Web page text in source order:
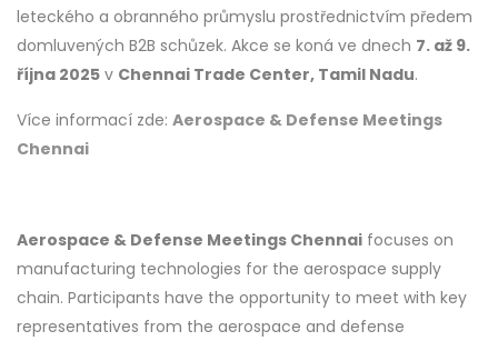
leteckého a obranného průmyslu prostřednictvím předem
domluvených B2B schůzek. Akce se koná ve dnech 7. až 9.
října 2025 v Chennai Trade Center, Tamil Nadu.
Více informací zde: Aerospace & Defense Meetings
Chennai
Aerospace & Defense Meetings Chennai focuses on
manufacturing technologies for the aerospace supply
chain. Participants have the opportunity to meet with key
representatives from the aerospace and defense